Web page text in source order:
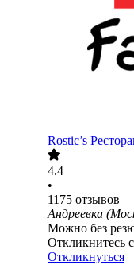
Rostic’s
4.4
•
1175 отзывов
Андреевка
Можно без
Откликнитесь
Откликнуться